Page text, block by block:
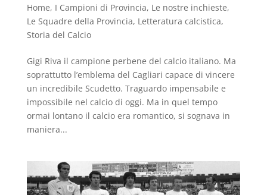
Home, I Campioni di Provincia, Le nostre inchieste,
Le Squadre della Provincia, Letteratura calcistica,
Storia del Calcio
Gigi Riva il campione perbene del calcio italiano. Ma
soprattutto l’emblema del Cagliari capace di vincere
un incredibile Scudetto. Traguardo impensabile e
impossibile nel calcio di oggi. Ma in quel tempo
ormai lontano il calcio era romantico, si sognava in
maniera...